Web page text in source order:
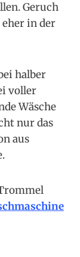
Geruch
in der
halber
voller
Wäsche
nur das
aus